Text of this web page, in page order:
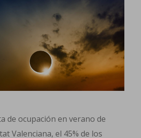
de ocupación en verano de
Valenciana, el 45% de los